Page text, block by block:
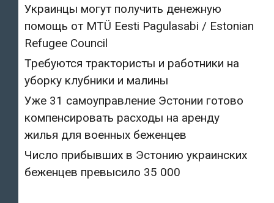
Украинцы могут получить денежную
помощь от MTÜ Eesti Pagulasabi / Estonian
Refugee Council
Требуются трактористы и работники на
уборку клубники и малины
Уже 31 самоуправление Эстонии готово
компенсировать расходы на аренду
жилья для военных беженцев
Число прибывших в Эстонию украинских
беженцев превысило 35 000